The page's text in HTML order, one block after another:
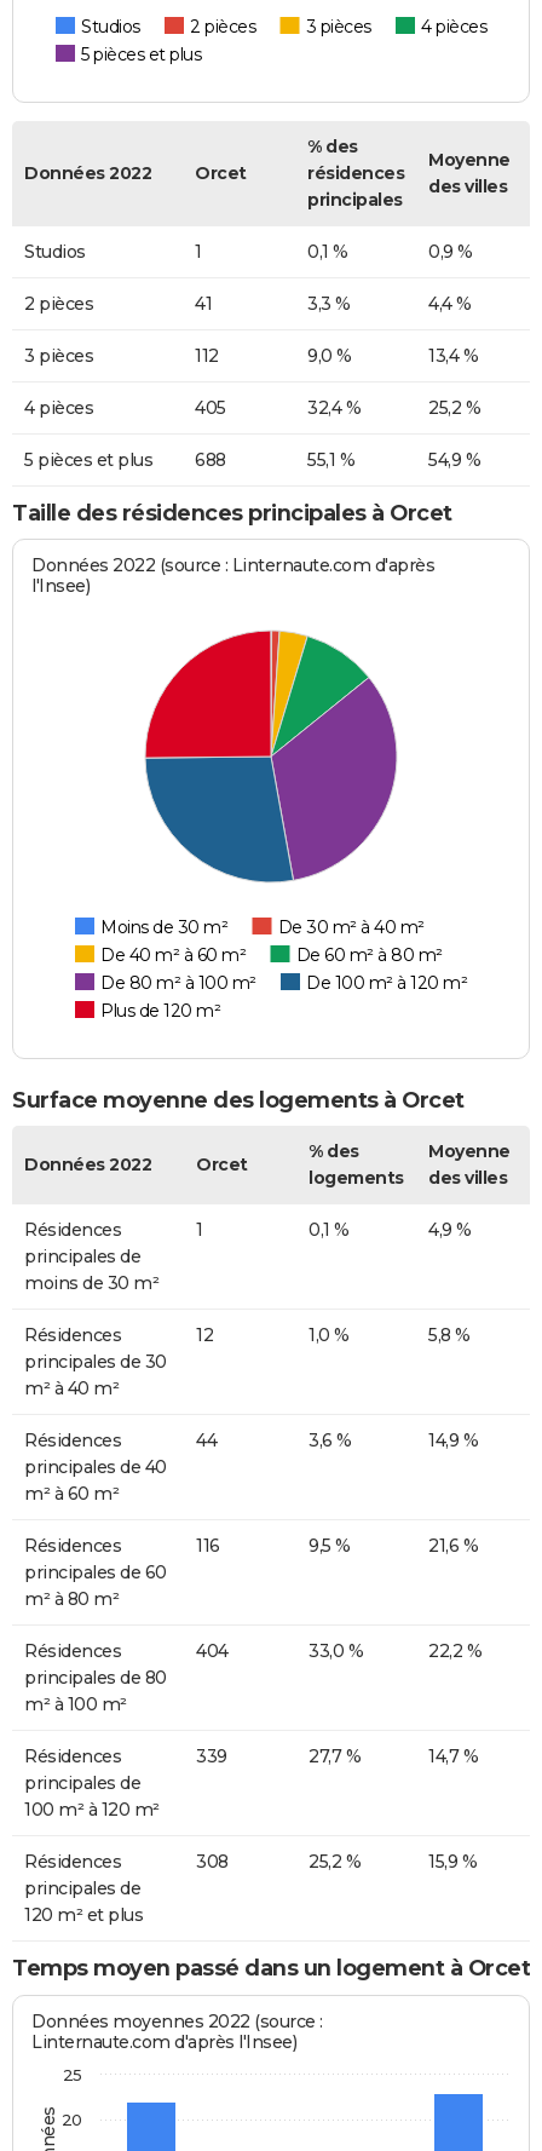
Studios 2 pièces 3 pièces
4 pièces
5 pièces et plus
Données 2022 Orcet
% des
résidences
principales
Moyenne
des villes
Studios 1 0,1 % 0,9 %
2 pièces 41 3,3 % 4,4 %
3 pièces 112 9,0 % 13,4 %
4 pièces 405 32,4 % 25,2 %
5 pièces et plus 688 55,1 % 54,9 %
Taille des résidences principales à Orcet
Données 2022 (source : Linternaute.com d'après
l'Insee)
Moins de 30 m²
De 30 m² à 40 m²
De 40 m² à 60 m²
De 60 m² à 80 m²
De 80 m² à 100 m²
De 100 m² à 120 m²
Plus de 120 m²
Surface moyenne des logements à Orcet
Données 2022 Orcet
% des
logements
Moyenne
des villes
Résidences
principales de
moins de 30 m²
1 0,1 % 4,9 %
Résidences
principales de 30
m² à 40 m²
12 1,0 % 5,8 %
Résidences
principales de 40
m² à 60 m²
44 3,6 % 14,9 %
Résidences
principales de 60
m² à 80 m²
116 9,5 % 21,6 %
Résidences
principales de 80
m² à 100 m²
404 33,0 % 22,2 %
Résidences
principales de
100 m² à 120 m²
339 27,7 % 14,7 %
Résidences
principales de
120 m² et plus
308 25,2 % 15,9 %
Temps moyen passé dans un logement à Orcet
Données moyennes 2022 (source :
Linternaute.com d'après l'Insee)
20
25